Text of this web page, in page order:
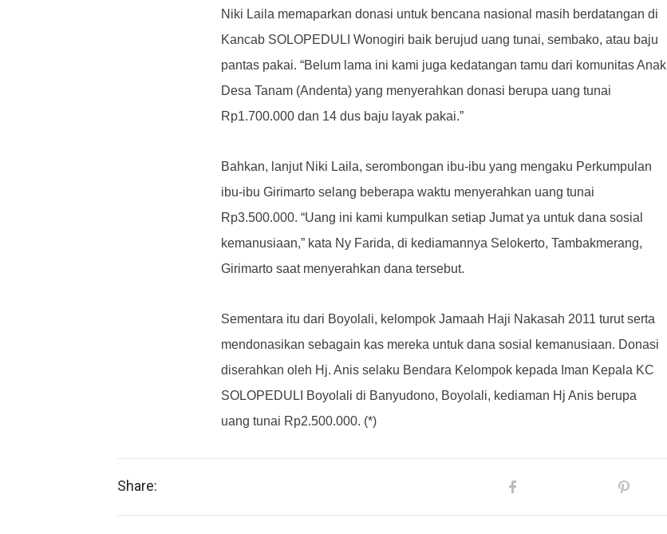
Niki Laila memaparkan donasi untuk bencana nasional masih berdatangan di
Kancab SOLOPEDULI Wonogiri baik berujud uang tunai, sembako, atau baju
pantas pakai. “Belum lama ini kami juga kedatangan tamu dari komunitas Anak
Desa Tanam (Andenta) yang menyerahkan donasi berupa uang tunai
Rp1.700.000 dan 14 dus baju layak pakai.”
Bahkan, lanjut Niki Laila, serombongan ibu-ibu yang mengaku Perkumpulan
ibu-ibu Girimarto selang beberapa waktu menyerahkan uang tunai
Rp3.500.000. “Uang ini kami kumpulkan setiap Jumat ya untuk dana sosial
kemanusiaan,” kata Ny Farida, di kediamannya Selokerto, Tambakmerang,
Girimarto saat menyerahkan dana tersebut.
Sementara itu dari Boyolali, kelompok Jamaah Haji Nakasah 2011 turut serta
mendonasikan sebagain kas mereka untuk dana sosial kemanusiaan. Donasi
diserahkan oleh Hj. Anis selaku Bendara Kelompok kepada Iman Kepala KC
SOLOPEDULI Boyolali di Banyudono, Boyolali, kediaman Hj Anis berupa
uang tunai Rp2.500.000. (*)
Share: